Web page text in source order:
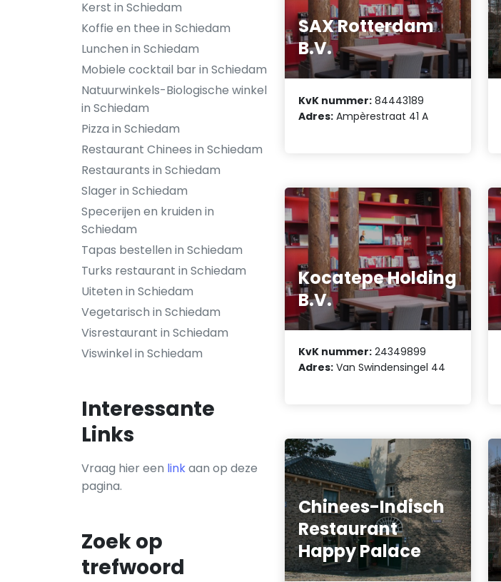
Kerst in Schiedam
Koffie en thee in Schiedam
Lunchen in Schiedam
Mobiele cocktail bar in Schiedam
Natuurwinkels-Biologische winkel
in Schiedam
Pizza in Schiedam
Restaurant Chinees in Schiedam
Restaurants in Schiedam
Slager in Schiedam
Specerijen en kruiden in
Schiedam
Tapas bestellen in Schiedam
Turks restaurant in Schiedam
Uiteten in Schiedam
Vegetarisch in Schiedam
Visrestaurant in Schiedam
Viswinkel in Schiedam
Interessante
Links
Vraag hier een linkaan op deze
pagina.
Zoek op
trefwoord
SAX Rotterdam
B.V.
KvK nummer: 84443189
Adres: Ampèrestraat 41 A
Kocatepe Holding
B.V.
KvK nummer: 24349899
Adres: Van Swindensingel 44
Chinees-Indisch
Restaurant
Happy Palace